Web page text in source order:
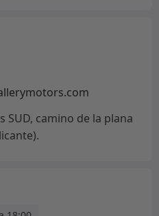
SUD, camino de la plana